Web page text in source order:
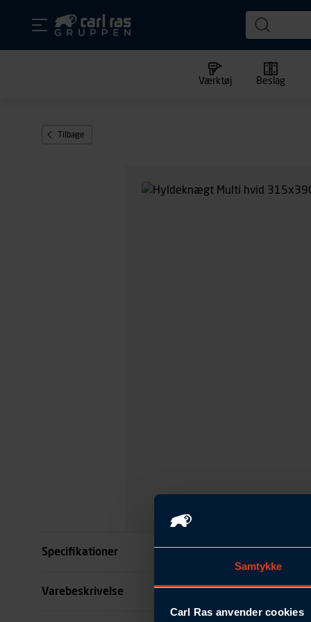
Samtykke
Carl Ras anvender cookies
Værktøj Beslag
Tilbage
Specifikationer
Overflade
Varebeskrivelse